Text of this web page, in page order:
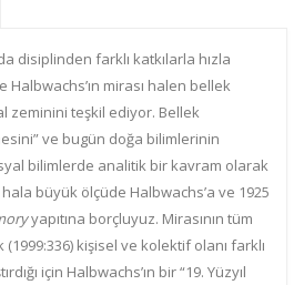
disiplinden farklı katkılarla hızla
Halbwachs’ın mirası halen bellek
zeminini teşkil ediyor. Bellek
ve bugün doğa bilimlerinin
bilimlerde analitik bir kavram olarak
büyük ölçüde Halbwachs’a ve 1925
yapıtına borçluyuz. Mirasının tüm
(1999:336) kişisel ve kolektif olanı farklı
için Halbwachs’ın bir “19. Yüzyıl